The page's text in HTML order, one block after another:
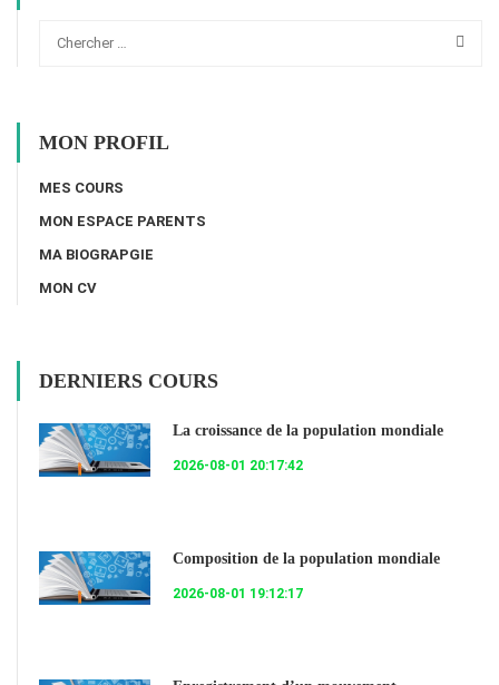
MON PROFIL
MES COURS
MON ESPACE PARENTS
MA BIOGRAPGIE
MON CV
DERNIERS COURS
La croissance de la population mondiale
2026-08-01 20:17:42
Composition de la population mondiale
2026-08-01 19:12:17